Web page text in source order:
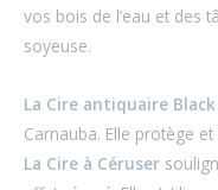
vos bois de l’eau et des
soyeuse.
La Cire antiquaire
Carnauba. Elle protège
La Cire à Céruser